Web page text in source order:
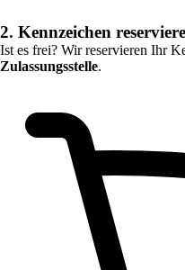
2. Kennzeichen
Ist es frei? Wir reservieren Ihr
Zulassungsstelle.